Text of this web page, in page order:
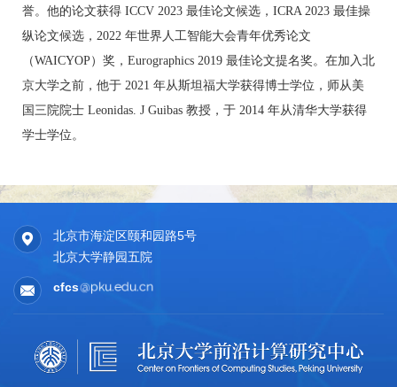
誉。他的论文获得 ICCV 2023 最佳论文候选，ICRA 2023 最佳操
纵论文候选，2022 年世界人工智能大会青年优秀论文
（WAICYOP）奖，Eurographics 2019 最佳论文提名奖。在加入北
京大学之前，他于 2021 年从斯坦福大学获得博士学位，师从美
国三院院士 Leonidas. J Guibas 教授，于 2014 年从清华大学获得
学士学位。
北京市海淀区颐和园路5号
北京大学静园五院
cfcs